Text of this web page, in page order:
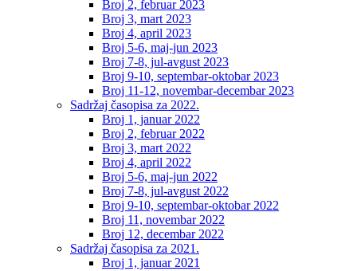
Broj 2, februar 2023
Broj 3, mart 2023
Broj 4, april 2023
Broj 5-6, maj-jun 2023
Broj 7-8, jul-avgust 2023
Broj 9-10, septembar-oktobar 2023
Broj 11-12, novembar-decembar 2023
Sadržaj časopisa za 2022.
Broj 1, januar 2022
Broj 2, februar 2022
Broj 3, mart 2022
Broj 4, april 2022
Broj 5-6, maj-jun 2022
Broj 7-8, jul-avgust 2022
Broj 9-10, septembar-oktobar 2022
Broj 11, novembar 2022
Broj 12, decembar 2022
Sadržaj časopisa za 2021.
Broj 1, januar 2021